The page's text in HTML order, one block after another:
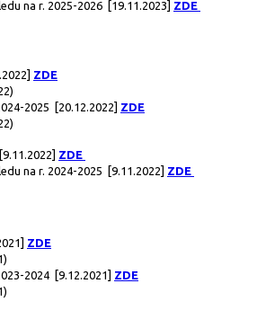
na r. 2025-2026 [19.11.2023] ZDE
ZDE
2025
[20.12.2022] ZDE
[9.11.2022] ZDE
na r. 2024-2025
[9.11.2022] ZDE
ZDE
2024 [9.12.2021] ZDE